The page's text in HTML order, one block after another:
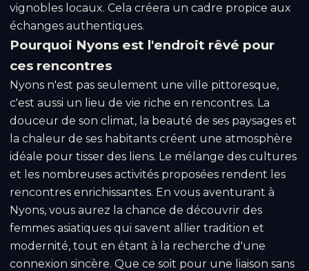
vignobles locaux. Cela créera un cadre propice aux
échanges authentiques.
Pourquoi Nyons est l'endroit rêvé pour
ces rencontres
Nyons n'est pas seulement une ville pittoresque,
c'est aussi un lieu de vie riche en rencontres. La
douceur de son climat, la beauté de ses paysages et
la chaleur de ses habitants créent une atmosphère
idéale pour tisser des liens. Le mélange des cultures
et les nombreuses activités proposées rendent les
rencontres enrichissantes. En vous aventurant à
Nyons, vous aurez la chance de découvrir des
femmes asiatiques qui savent allier tradition et
modernité, tout en étant à la recherche d'une
connexion sincère. Que ce soit pour une liaison sans